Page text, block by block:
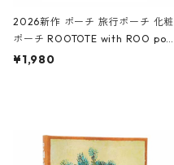
2026新作 ポーチ 旅行ポーチ 化粧
ポーチ ROOTOTE with ROO pou
ch 3532 ルートート WR.ポーチ.ラ
¥1,980